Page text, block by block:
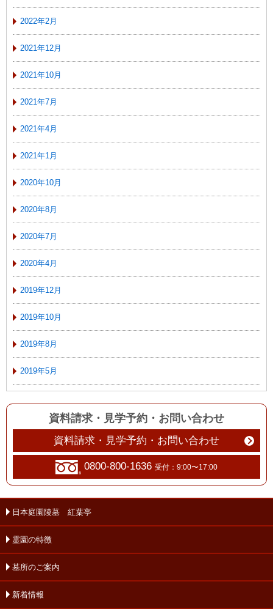
2022年2月
2021年12月
2021年10月
2021年7月
2021年4月
2021年1月
2020年10月
2020年8月
2020年7月
2020年4月
2019年12月
2019年10月
2019年8月
2019年5月
資料請求・見学予約 ・ お問い合わせ
資料請求・見学予約・お問い合わせ
0800-800-1636 受付：9:00〜17:00
日本庭園陵墓 紅葉亭
霊園の特徴
墓所のご案内
新着情報